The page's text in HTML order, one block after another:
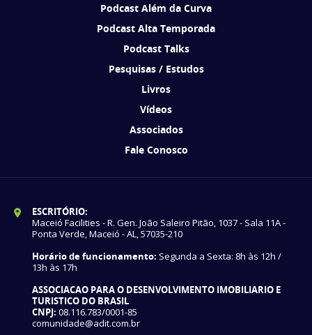
Podcast Além da Curva
Podcast Alta Temporada
Podcast Talks
Pesquisas / Estudos
Livros
Vídeos
Associados
Fale Conosco
ESCRITÓRIO:
Maceió Facilities - R. Gen. João Saleiro Pitão, 1037 - Sala 11A -
Ponta Verde, Maceió - AL, 57035-210
Horário de funcionamento: Segunda a Sexta: 8h às 12h /
13h às 17h
ASSOCIACAO PARA O DESENVOLVIMENTO IMOBILIARIO E
TURISTICO DO BRASIL
CNPJ: 08.116.783/0001-85
comunidade@adit.com.br